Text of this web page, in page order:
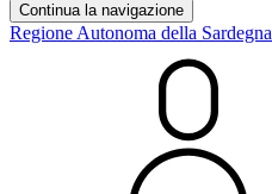
Continua la navigazione
Regione Autonoma della Sardegna